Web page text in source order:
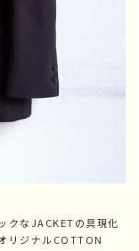
クなJACKETの具現化
リジナルCOTTON